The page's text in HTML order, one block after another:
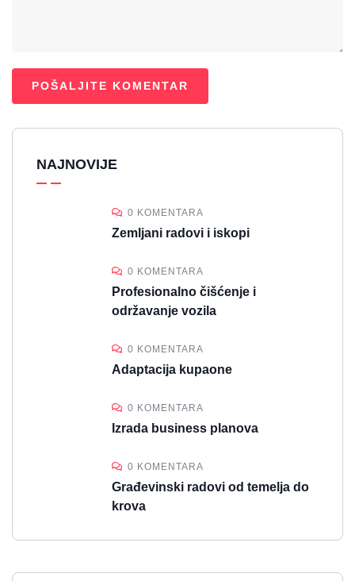
NAJNOVIJE
0 KOMENTARA
Zemljani radovi i iskopi
0 KOMENTARA
Profesionalno čišćenje i
održavanje vozila
0 KOMENTARA
Adaptacija kupaone
0 KOMENTARA
Izrada business planova
0 KOMENTARA
Građevinski radovi od temelja do
krova